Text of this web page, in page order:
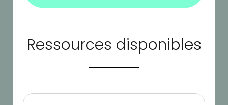
Ressources disponibles